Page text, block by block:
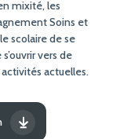
mixité, les
Soins et
scolaire de se
vers de
actuelles.